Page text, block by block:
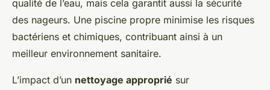
qualité de l’eau, mais cela garantit aussi la sécurité
des nageurs. Une piscine propre minimise les risques
bactériens et chimiques, contribuant ainsi à un
meilleur environnement sanitaire.
L’impact d’un nettoyage approprié sur